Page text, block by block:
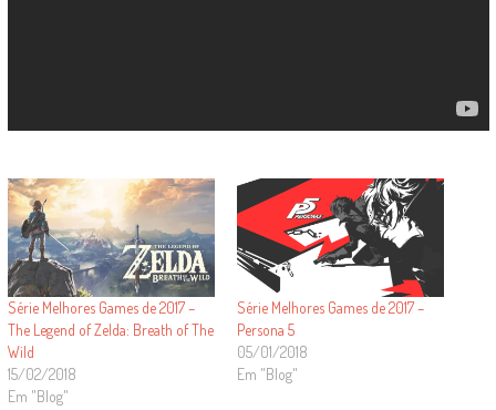
Série Melhores Games de 2017 –
The Legend of Zelda: Breath of The
Wild
15/02/2018
Em "Blog"
Série Melhores Games de 2017 –
Persona 5
05/01/2018
Em "Blog"